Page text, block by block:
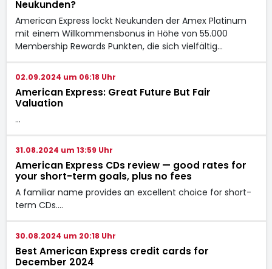
Neukunden?
American Express lockt Neukunden der Amex Platinum
mit einem Willkommensbonus in Höhe von 55.000
Membership Rewards Punkten, die sich vielfältig…
02.09.2024 um 06:18 Uhr
American Express: Great Future But Fair
Valuation
…
31.08.2024 um 13:59 Uhr
American Express CDs review — good rates for
your short-term goals, plus no fees
A familiar name provides an excellent choice for short-
term CDs.…
30.08.2024 um 20:18 Uhr
Best American Express credit cards for
December 2024